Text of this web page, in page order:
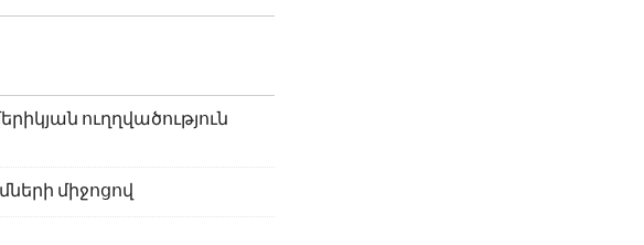
ուղղվածություն
միջոցով